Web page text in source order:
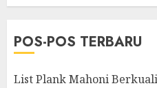
POS-POS TERBARU
List Plank Mahoni